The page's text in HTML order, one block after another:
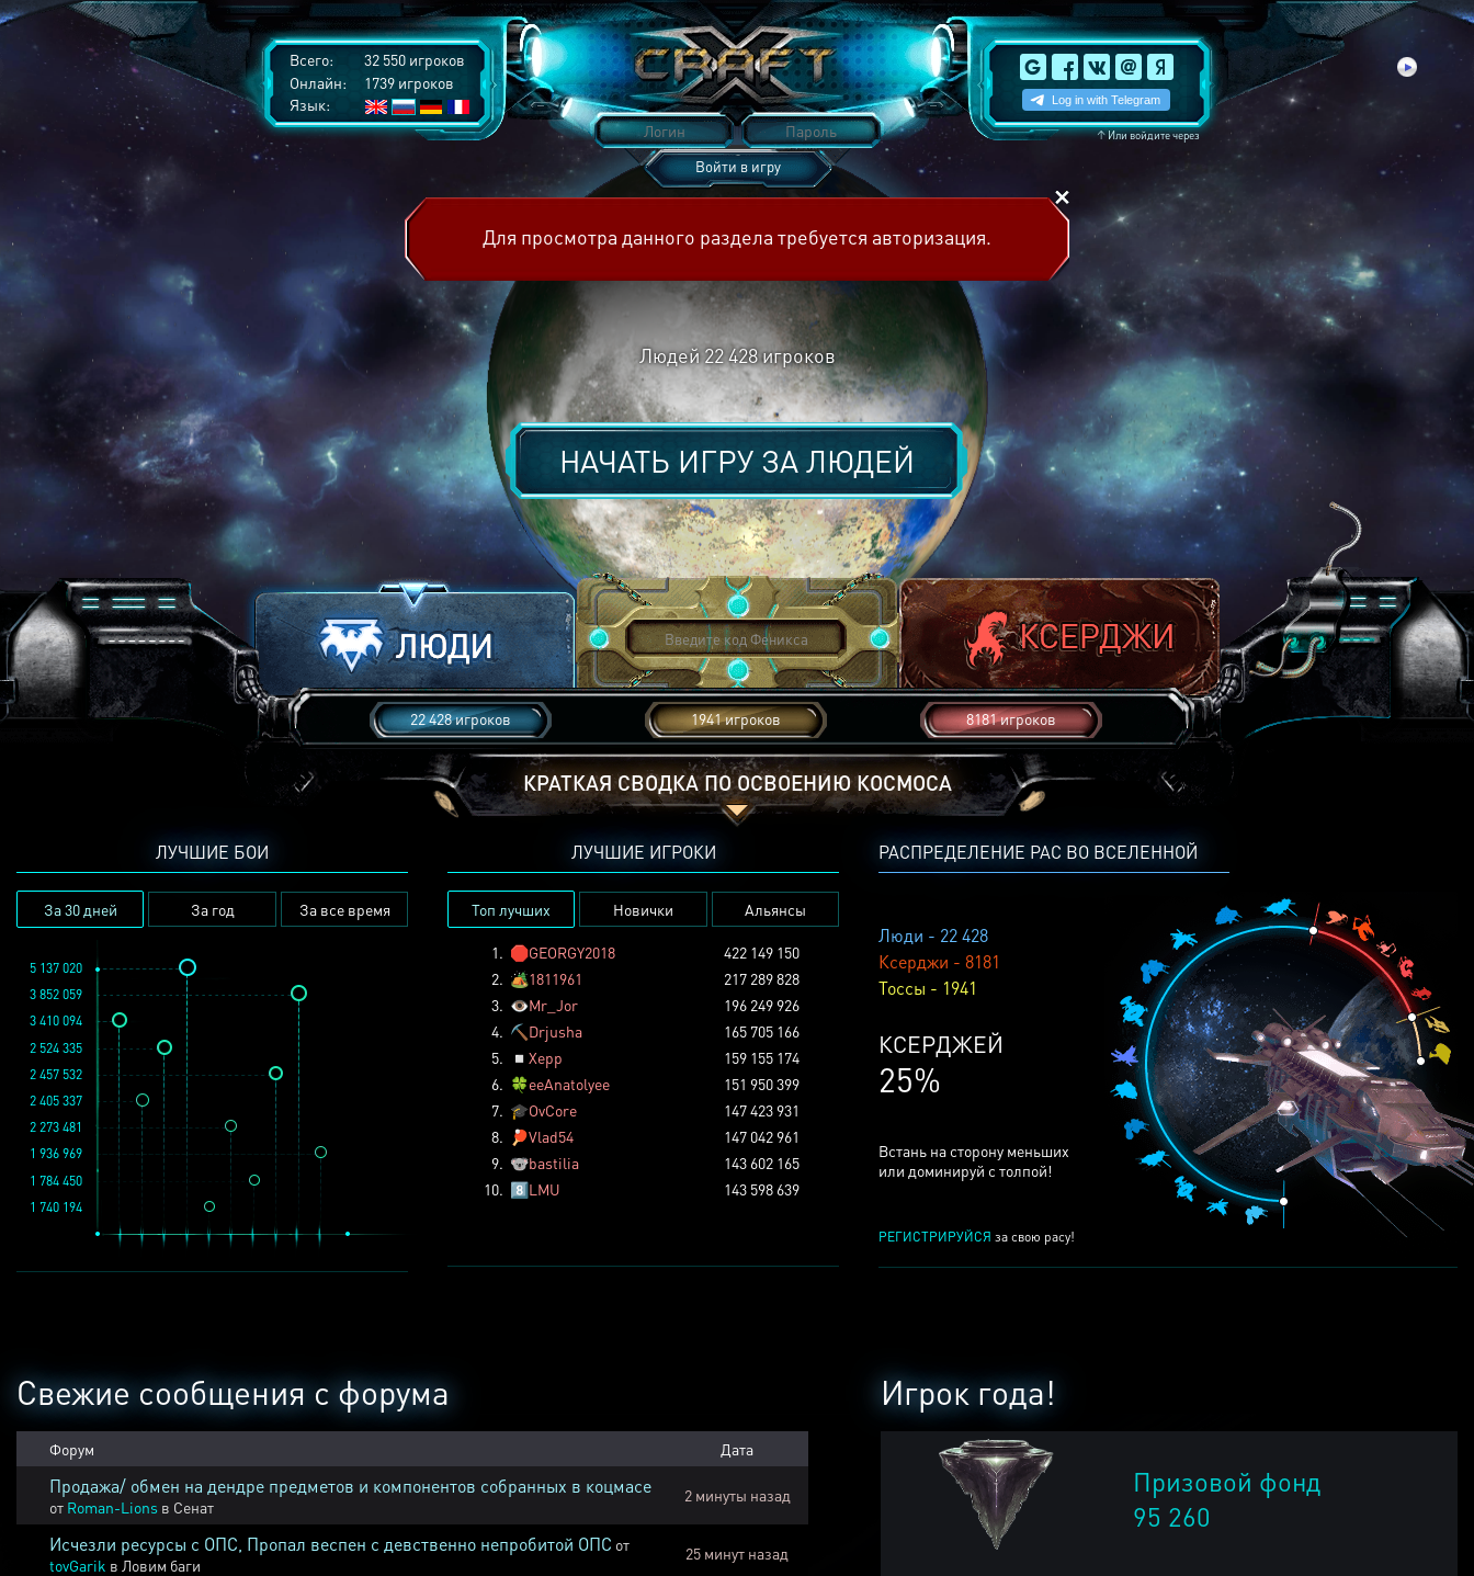
Всего:
32 550 игроков
Онлайн:
1739 игроков
Язык:
↑Или войдите через
Войти в игру
Для просмотра данного раздела требуется авторизация.
Людей 22 428игроков
НАЧАТЬ ИГРУ ЗАЛЮДЕЙ
22 428 игроков 1941 игроков 8181 игроков
КРАТКАЯ СВОДКА ПО ОСВОЕНИЮ КОСМОСА
РАСПРЕДЕЛЕНИЕ РАС ВО ВСЕЛЕННОЙ
Люди - 22 428
Ксерджи - 8181
Тоссы - 1941
КСЕРДЖЕЙ
25%
Встань на сторону меньших
или доминируй с толпой!
РЕГИСТРИРУЙСЯ за свою расу!
ЛУЧШИЕ БОИ
За 30 дней За год За все время
1 936 969
3 852 059
2 457 532
1 784 450
2 273 481
1 740 194
5 137 020
2 524 335
2 405 337
3 410 094
ЛУЧШИЕ ИГРОКИ
Топ лучших Новички Альянсы
1. 🛑GEORGY2018
422 149 150
2. 🏕️1811961
217 289 828
3. 👁️Mr_Jor
196 249 926
4. ⛏️ Drjusha
165 705 166
5.
◽ Xepp
159 155 174
6. 🍀eeAnatolyee
151 950 399
7. 🎓OvCore
147 423 931
8.
🏓Vlad54
147 042 961
9. 🐨bastilia
143 602 165
10. 8️⃣LMU 143 598 639
Игрок года!
Призовой фонд
95 260
Свежие сообщения с форума
Форум Дата
Продажа/ обмен на дендре предметов и компонентов собранных в коцмасе
от Roman-Lions в Сенат
2 минуты назад
Исчезли ресурсы с ОПС, Пропал веспен с девственно непробитой ОПС от
tovGarik в Ловим баги
25 минут назад